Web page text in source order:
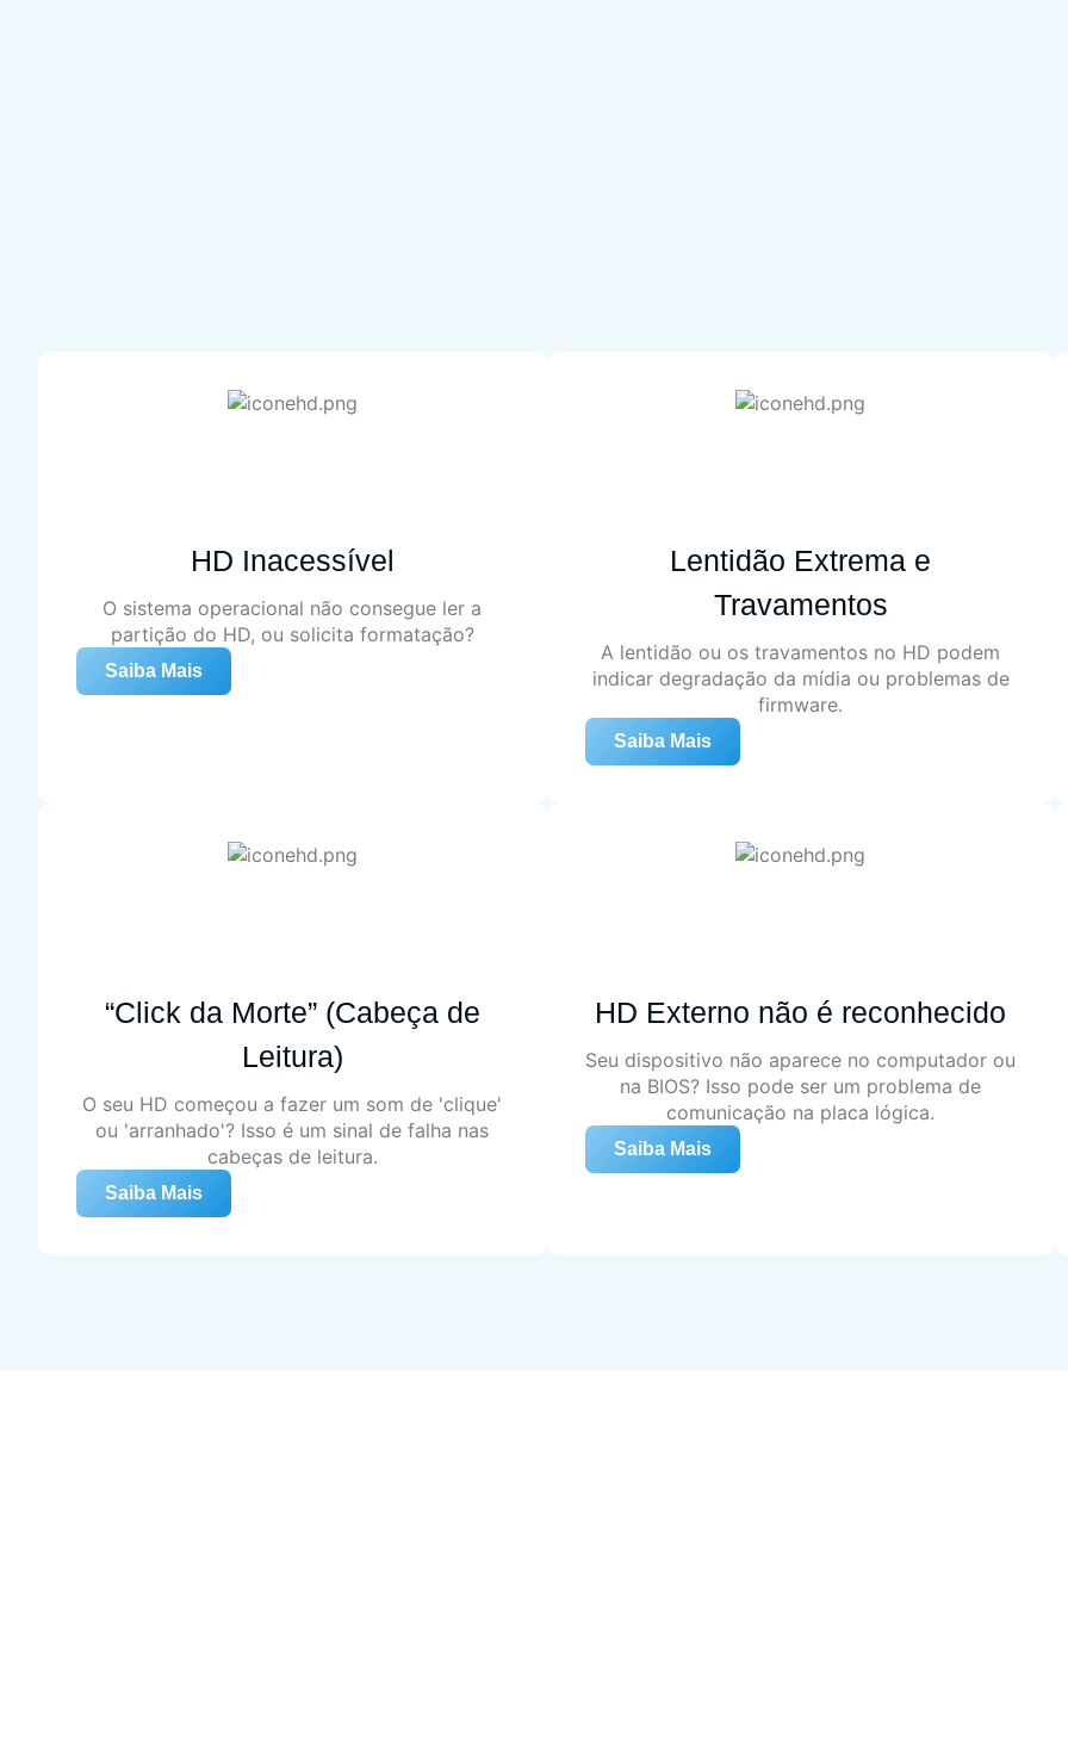
HD Inacessível
O sistema operacional não consegue ler a
partição do HD, ou solicita formatação?
Saiba Mais
Lentidão Extrema e
Travamentos
A lentidão ou os travamentos no HD podem
indicar degradação da mídia ou problemas de
firmware.
Saiba Mais
“Click da Morte” (Cabeça de
Leitura)
O seu HD começou a fazer um som de 'clique'
ou 'arranhado'? Isso é um sinal de falha nas
cabeças de leitura.
Saiba Mais
HD Externo não é reconhecido
Seu dispositivo não aparece no computador ou
na BIOS? Isso pode ser um problema de
comunicação na placa lógica.
Saiba Mais